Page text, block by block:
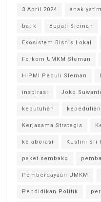
3 April 2024 anak
batik Bupati Sleman
Ekosistem Bisnis Lokal
Forkom UMKM Sleman
HIPMI Peduli Sleman
inspirasi Joko
kebutuhan kepedulian
Kerjasama Strategis
kolaborasi Kustini Sri
paket sembako
Pemberdayaan UMKM
Pendidikan Politik